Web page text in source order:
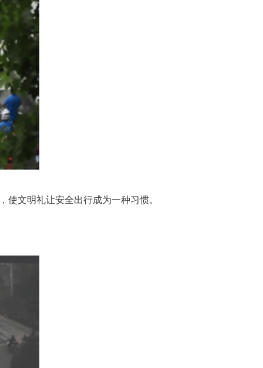
文明礼让安全出行成为一种习惯。